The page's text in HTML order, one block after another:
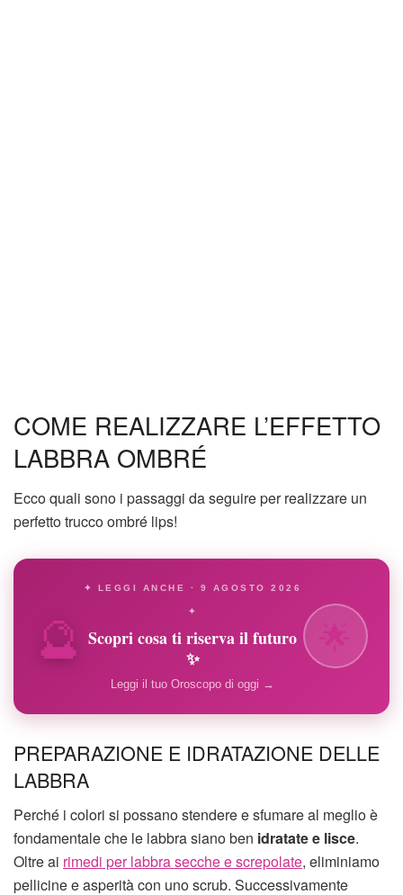
COME REALIZZARE L’EFFETTO
LABBRA OMBRÉ
Ecco quali sono i passaggi da seguire per realizzare un
perfetto trucco ombré lips!
🔮
✦ LEGGI ANCHE · 9 AGOSTO 2026
✦
Scopri cosa ti riserva il futuro
✨
Leggi il tuo Oroscopo di oggi →
PREPARAZIONE E IDRATAZIONE DELLE
LABBRA
Perché i colori si possano stendere e sfumare al meglio è
fondamentale che le labbra siano ben idratate e lisce.
Oltre ai rimedi per labbra secche e screpolate, eliminiamo
pellicine e asperità con uno scrub. Successivamente